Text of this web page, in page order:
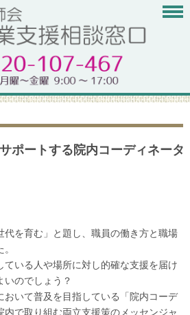
ポートする院内コーディネータ
代を育む」と題し、職員の働き方と職場
ている人や場所に対し的確な支援を届け
いのでしょう？
おいて普及を目指している「院内コーデ
内で取り組む両立支援策のメッセンジャ